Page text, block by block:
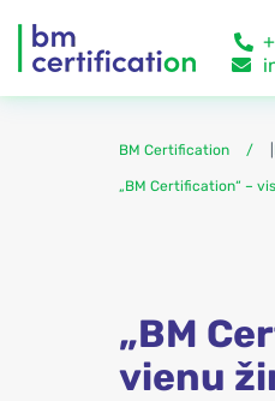
BM Certification
„BM Certification“ –
„BM
vienu